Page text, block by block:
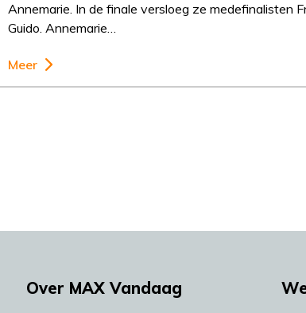
Annemarie. In de finale versloeg ze medefinalisten
Guido. Annemarie…
Meer
Over MAX Vandaag